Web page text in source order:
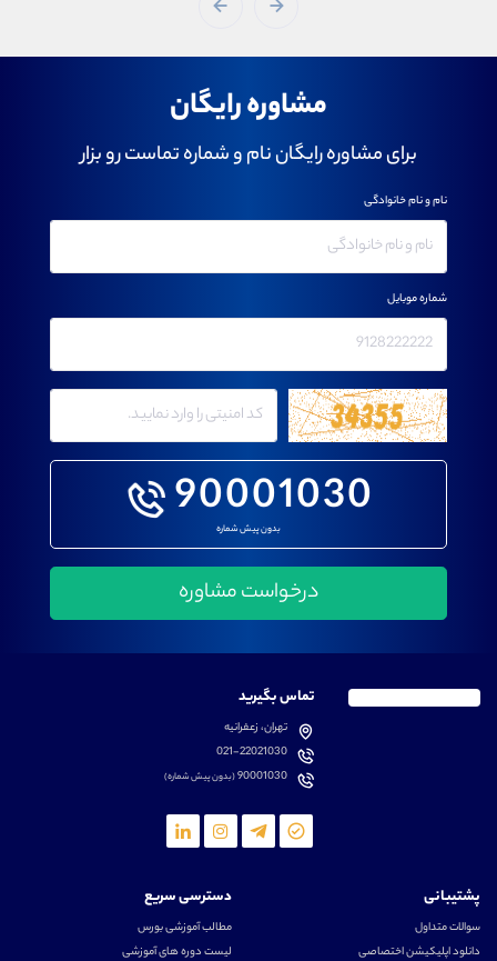
مشاوره رایگان
برای مشاوره رایگان نام و شماره تماست رو بزار
90001030
بدون پیش شماره
نام و نام خانوادگی
شماره موبایل
تماس بگیرید
تهران، زعفرانیه
021-22021030
90001030(بدون پیش شماره)
پشتیبانی
سوالات متداول
دانلود اپلیکیشن اختصاصی
دسترسی سریع
مطالب آموزشی بورس
لیست دوره های آموزشی